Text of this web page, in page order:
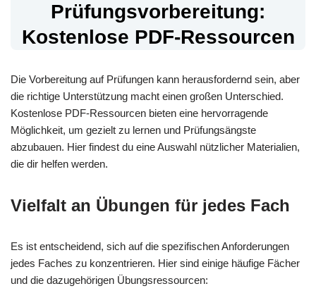
Prüfungsvorbereitung:
Kostenlose PDF-Ressourcen
Die Vorbereitung auf Prüfungen kann herausfordernd sein, aber
die richtige Unterstützung macht einen großen Unterschied.
Kostenlose PDF-Ressourcen bieten eine hervorragende
Möglichkeit, um gezielt zu lernen und Prüfungsängste
abzubauen. Hier findest du eine Auswahl nützlicher Materialien,
die dir helfen werden.
Vielfalt an Übungen für jedes Fach
Es ist entscheidend, sich auf die spezifischen Anforderungen
jedes Faches zu konzentrieren. Hier sind einige häufige Fächer
und die dazugehörigen Übungsressourcen: